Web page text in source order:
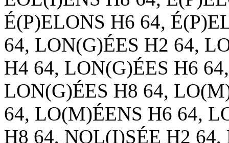
É(P)ELONS H6 64,
64, LON(G)ÉES H2 64,
H4 64, LON(G)ÉES H6
LON(G)ÉES H8 64,
64, LO(M)ÉENS H6 64,
H8 64, NOL(I)SÉE H2